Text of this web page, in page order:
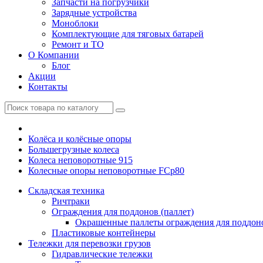
Запчасти на погрузчики
Зарядные устройства
Моноблоки
Комплектующие для тяговых батарей
Ремонт и ТО
О Компании
Блог
Акции
Контакты
Колёса и колёсные опоры
Большегрузные колеса
Колеса неповоротные 915
Колесные опоры неповоротные FCp80
Складская техника
Ричтраки
Ограждения для поддонов (паллет)
Окрашенные паллеты ограждения для
Пластиковые контейнеры
Тележки для перевозки грузов
Гидравлические тележки